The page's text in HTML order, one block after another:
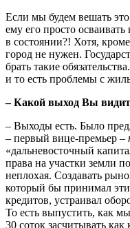
Если мы будем вешать
ему его просто
в состоянии?! Хотя,
город не нужен.
брать такие
и то есть проблемы с
– Какой выход Вы
– Выходы есть. Было
– первый вице-премьер –
«дальневосточный
права на участки земли
неплохая. Создавать
который бы принимал эти
кредитов, устраивал
То есть выпустить, как
30 соток засчитывать